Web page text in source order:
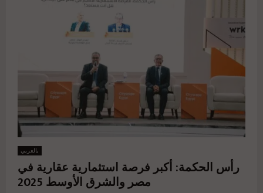
بالعربي
رأس الحكمة: أكبر فرصة استثمارية عقارية في
مصر والشرق الأوسط 2025